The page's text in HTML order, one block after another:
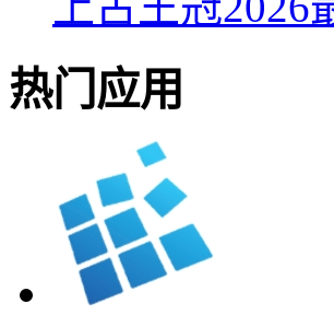
热门应用